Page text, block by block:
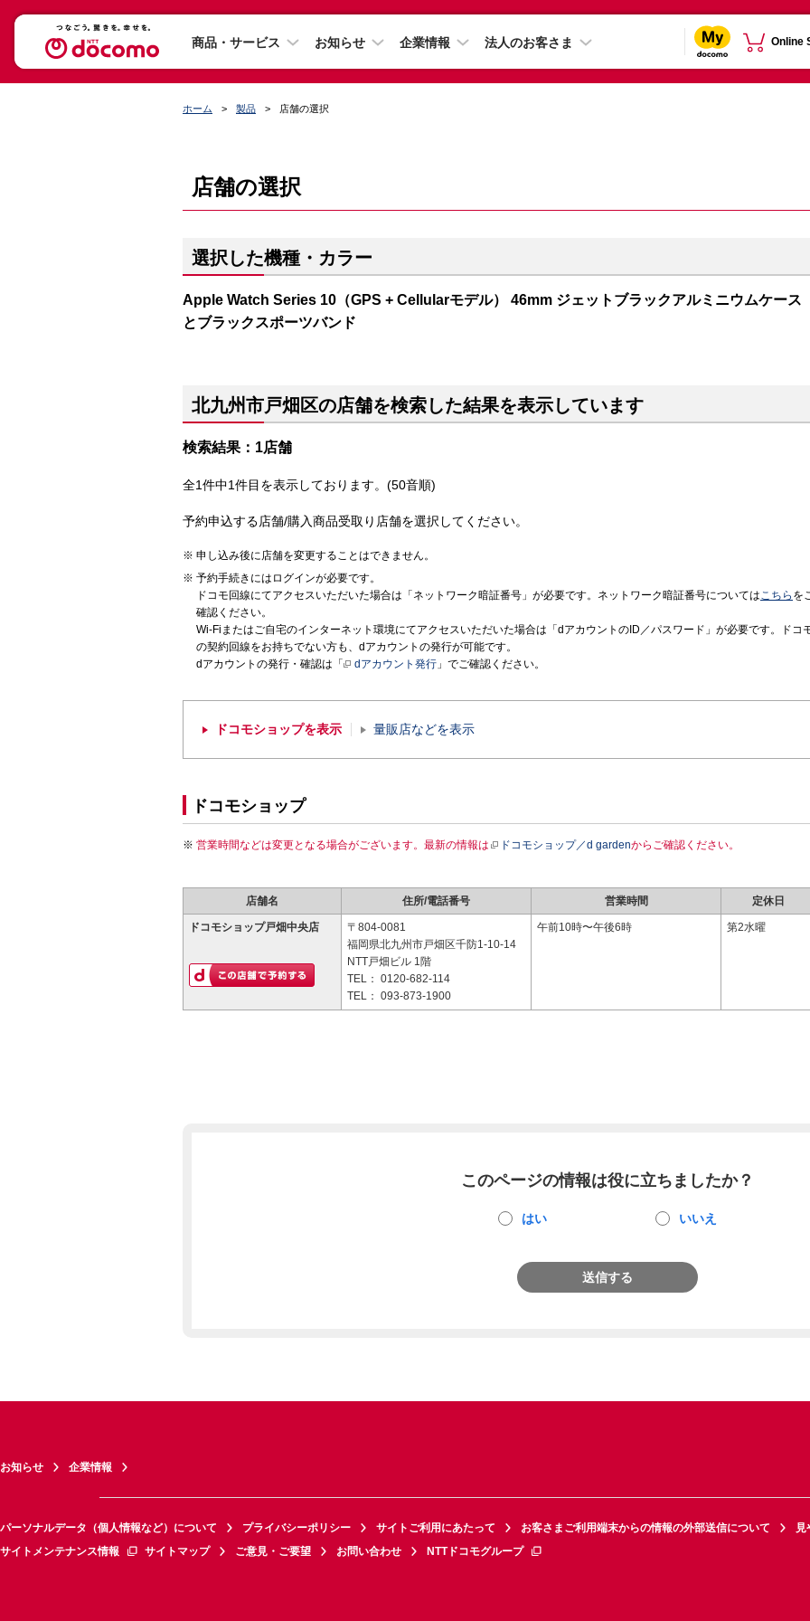
商品・サービス お知らせ 企業情報 法人のお客さま Online
ホーム 製品 店舗の選択
店舗の選択
選択した機種・カラー
Apple Watch Series 10（GPS + Cellularモデル） 46mm ジェットブラックアルミニウムケース
とブラックスポーツバンド
北九州市戸畑区の店舗を検索した結果を表示しています
検索結果：1店舗
全1件中1件目を表示しております。(50音順)
予約申込する店舗/購入商品受取り店舗を選択してください。
申し込み後に店舗を変更することはできません。
予約手続きにはログインが必要です。
ドコモ回線にてアクセスいただいた場合は「ネットワーク暗証番号」が必要です。ネットワーク暗証番号についてはこちら を
確認ください。
Wi-Fiまたはご自宅のインターネット環境にてアクセスいただいた場合は「dアカウントのID／パスワード」が必要です。ドコ
の契約回線をお持ちでない方も、dアカウントの発行が可能です。
dアカウントの発行・確認は「
dアカウント発行 」でご確認ください。
ドコモショップを表示 量販店などを表示
ドコモショップ
営業時間などは変更となる場合がございます。最新の情報は ドコモショップ／d gardenからご確認ください。
店舗名 住所/電話番号 営業時間 定休日
ドコモショップ戸畑中央店
〒804-0081
福岡県北九州市戸畑区千防1-10-14
NTT戸畑ビル 1階
TEL： 0120-682-114
TEL： 093-873-1900
午前10時〜午後6時 第2水曜
このページの情報は役に立ちましたか？
はい いいえ
送信する
お知らせ 企業情報
パーソナルデータ（個人情報など）について プライバシーポリシー サイトご利用にあたって お客さまご利用端末からの情報の外部送信について
見
サイトメンテナンス情報
サイトマップ ご意見・ご要望 お問い合わせ NTTドコモグループ